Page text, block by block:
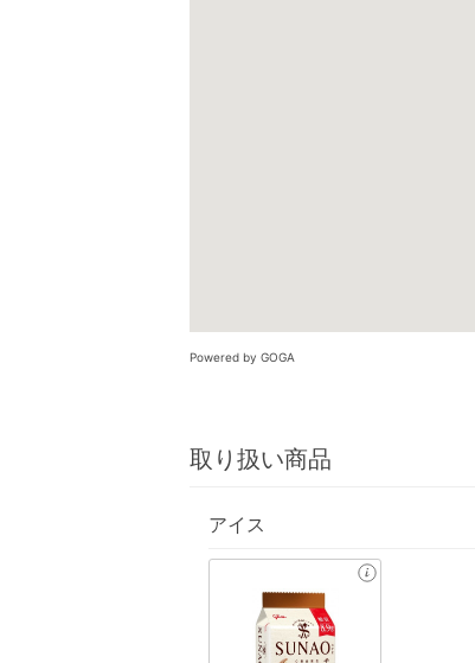
Powered by GOGA
取り扱い商品
アイス